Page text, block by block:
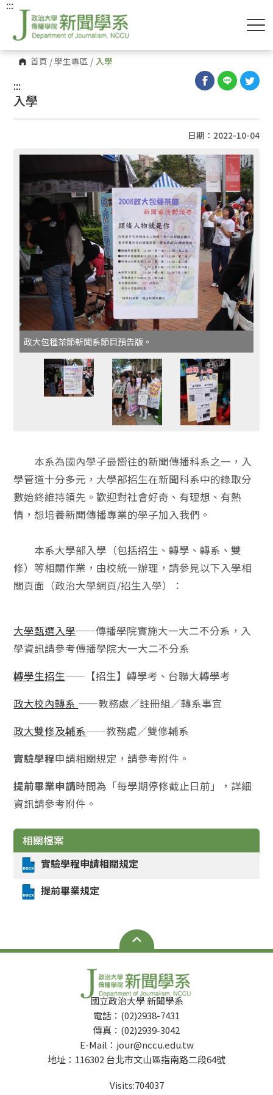
首頁 /學生專區 / 入學
:::
:::
入學
日期：2022-10-04
政大包種茶節新聞系節目預告版。
本系為國內學子最嚮往的新聞傳播科系之一，入
學管道十分多元，大學部招生在新聞科系中的錄取分
數始終維持領先。歡迎對社會好奇、有理想、有熱
情，想培養新聞傳播專業的學子加入我們。
本系大學部入學（包括招生、轉學、轉系、雙
修）等相關作業，由校統一辦理，請參見以下入學相
關頁面（政治大學網頁/招生入學）：
大學甄選入學——傳播學院實施大一大二不分系，入
學資訊請參考傳播學院大一大二不分系
轉學生招生——【招生】轉學考、台聯大轉學考
政大校內轉系 ——教務處／註冊組／轉系事宜
政大雙修及輔系——教務處／雙修輔系
實驗學程申請相關規定，請參考附件。
提前畢業申請時間為「每學期停修截止日前」，詳細
資訊請參考附件。
相關檔案
實驗學程申請相關規定
提前畢業規定
國立政治大學 新聞學系
電話：(02)2938-7431
傳真：(02)2939-3042
E-Mail：jour@nccu.edu.tw
地址：116302 台北市文山區指南路二段64號
Visits:704037